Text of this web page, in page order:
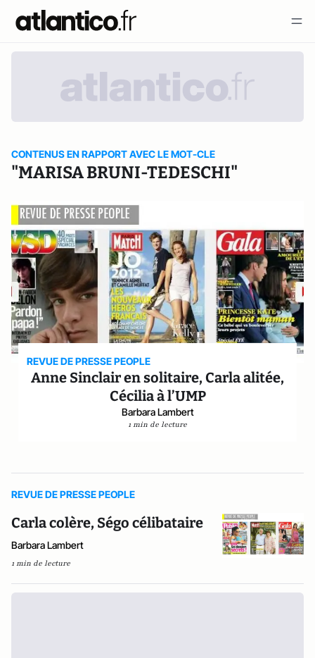
CONTENUS EN RAPPORT AVEC LE MOT-CLE
"MARISA BRUNI-TEDESCHI"
REVUE DE PRESSE PEOPLE
Anne Sinclair en solitaire, Carla alitée,
Cécilia à l’UMP
Barbara Lambert
1 min de lecture
REVUE DE PRESSE PEOPLE
Carla colère, Ségo célibataire
Barbara Lambert
1 min de lecture